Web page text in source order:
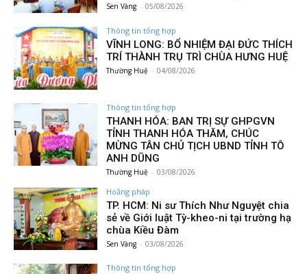
Sen Vàng - 05/08/2026
Thông tin tổng hợp
VĨNH LONG: BỔ NHIỆM ĐẠI ĐỨC THÍCH
TRÍ THÀNH TRỤ TRÌ CHÙA HƯNG HUỆ
Thường Huệ - 04/08/2026
Thông tin tổng hợp
THANH HÓA: BAN TRỊ SỰ GHPGVN
TỈNH THANH HÓA THĂM, CHÚC
MỪNG TÂN CHỦ TỊCH UBND TỈNH TÔ
ANH DŨNG
Thường Huệ - 03/08/2026
Hoằng pháp
TP. HCM: Ni sư Thích Như Nguyệt chia
sẻ về Giới luật Tỳ-kheo-ni tại trường hạ
chùa Kiều Đàm
Sen Vàng - 03/08/2026
Thông tin tổng hợp